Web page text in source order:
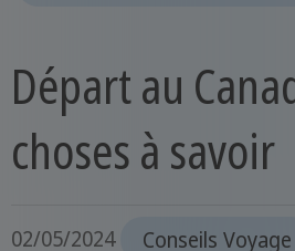
Départ au
choses à savoir
02/05/2024
Conseils Voyage